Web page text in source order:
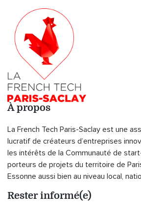
À propos
La French Tech Paris-Saclay est une
lucratif de créateurs d’entreprises
les intérêts de la Communauté de
porteurs de projets du territoire de
Essonne aussi bien au niveau local,
Rester informé(e)